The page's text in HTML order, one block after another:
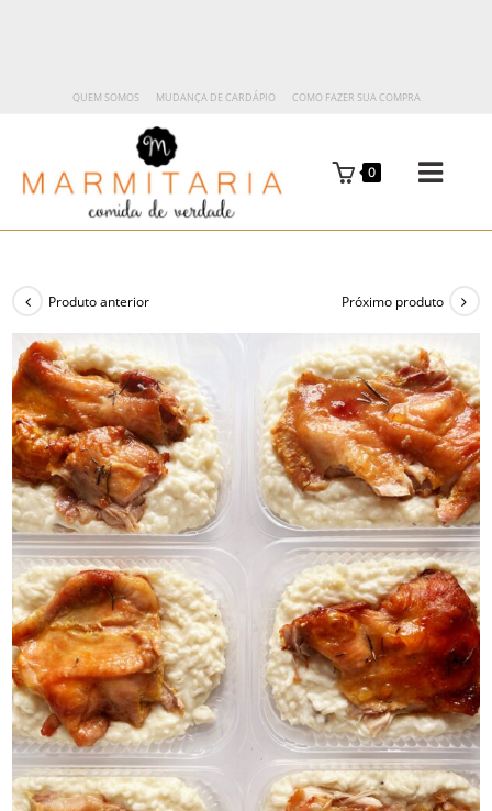
QUEM SOMOS MUDANÇA DE CARDÁPIO COMO FAZER SUA COMPRA
0
Produto anterior Próximo produto